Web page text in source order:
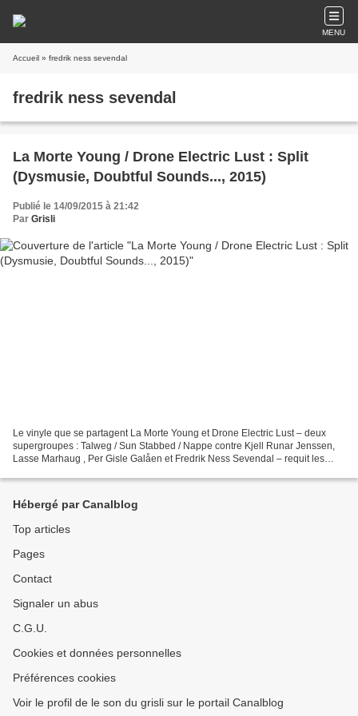
MENU
Accueil » fredrik ness sevendal
fredrik ness sevendal
La Morte Young / Drone Electric Lust : Split
(Dysmusie, Doubtful Sounds..., 2015)
Publié le 14/09/2015 à 21:42
Par Grisli
Le vinyle que se partagent La Morte Young et Drone Electric Lust – deux
supergroupes : Talweg / Sun Stabbed / Nappe contre Kjell Runar Jenssen,
Lasse Marhaug , Per Gisle Galåen et Fredrik Ness Sevendal – requit les
Hébergé par Canalblog
Top articles
Pages
Contact
Signaler un abus
C.G.U.
Cookies et données personnelles
Préférences cookies
Voir le profil de le son du grisli sur le portail Canalblog